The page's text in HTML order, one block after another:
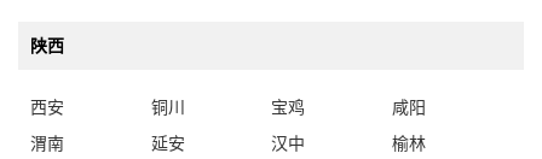
陕西
西安 铜川 宝鸡
咸阳
渭南
延安 汉中
榆林